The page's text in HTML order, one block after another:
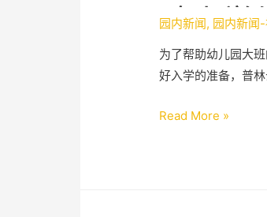
验小学
园内新闻, 园内新闻
为了帮助幼儿园大
好入学的准备，普
Read More »